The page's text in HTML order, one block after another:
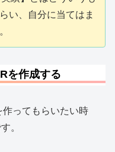
い、自分に当てはま
を作成する
作ってもらいたい時
。